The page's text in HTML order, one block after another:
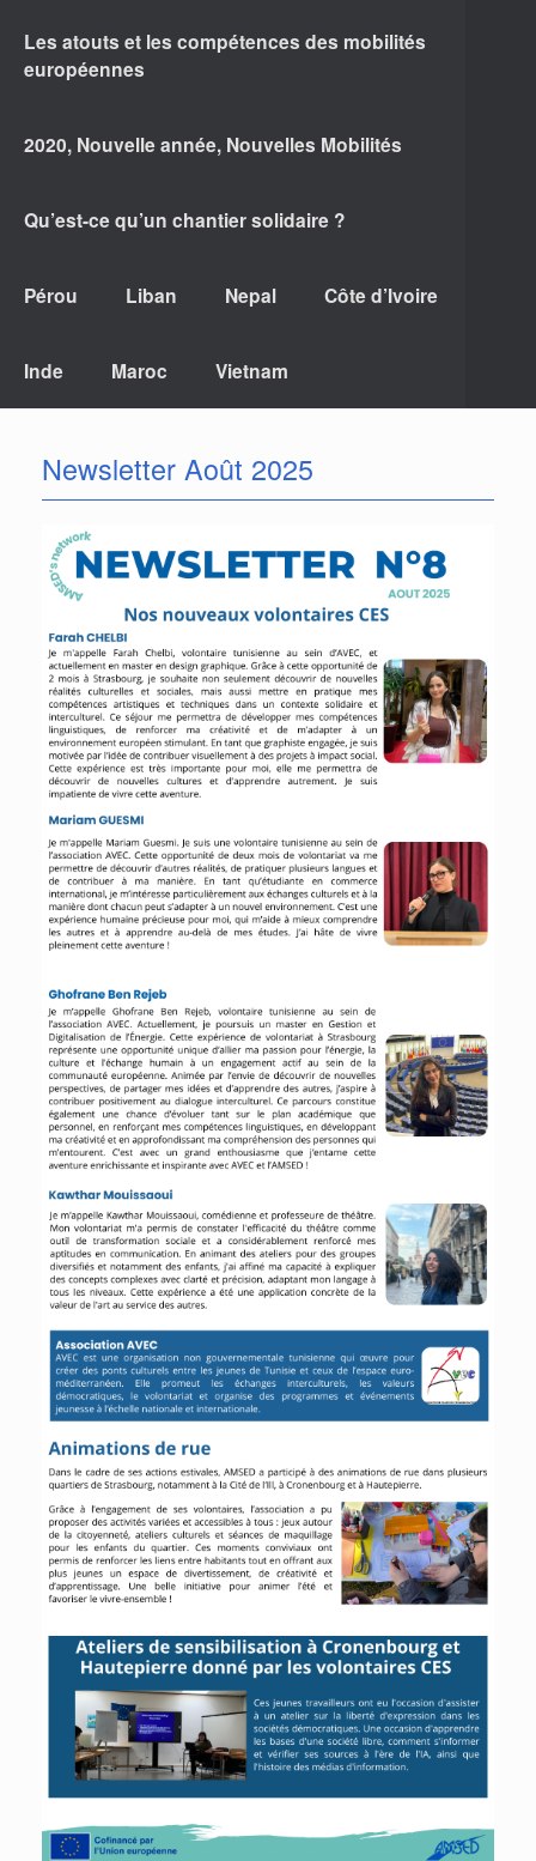
Les atouts et les compétences des mobilités
européennes
2020, Nouvelle année, Nouvelles Mobilités
Qu’est-ce qu’un chantier solidaire ?
Pérou Liban Nepal Côte d’Ivoire
Inde Maroc Vietnam
Newsletter Août 2025